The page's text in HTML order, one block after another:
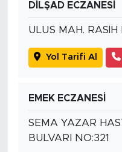
DİLŞAD ECZANESİ
ULUS MAH.
Yol Tarifi Al
EMEK ECZANESİ
SEMA YAZAR
BULVARI NO:321